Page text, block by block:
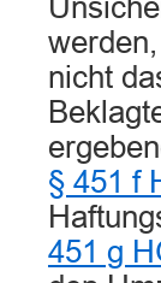
nicht
§ 451 f
451 g